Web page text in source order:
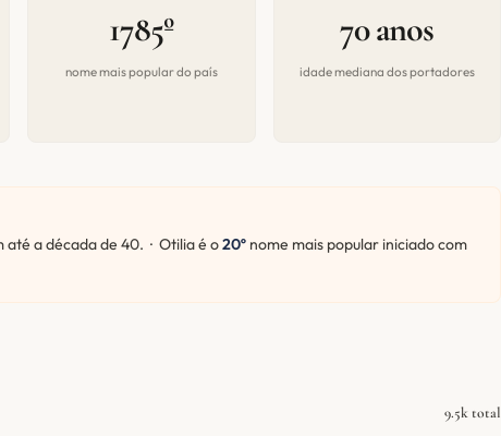
1785º
nome mais popular do país
70 anos
idade mediana dos portadores
a década de 40. · Otilia é o20º nome mais popular iniciado com
9.5k total